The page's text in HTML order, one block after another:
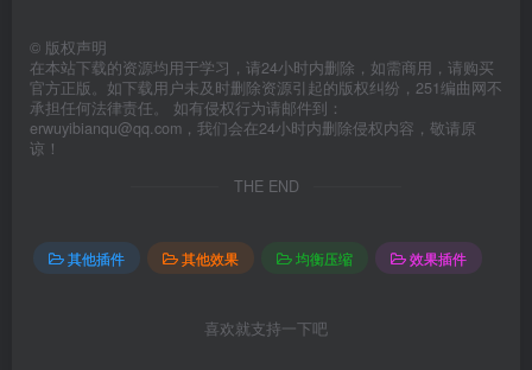
© 版权声明
在本站下载的资源均用于学习，请24小时内删除，如需商用，请购买
官方正版。如下载用户未及时删除资源引起的版权纠纷，251编曲网不
承担任何法律责任。 如有侵权行为请邮件到：
erwuyibianqu@qq.com，我们会在24小时内删除侵权内容，敬请原
谅！
THE END
其他插件 其他效果 均衡压缩 效果插件
喜欢就支持一下吧